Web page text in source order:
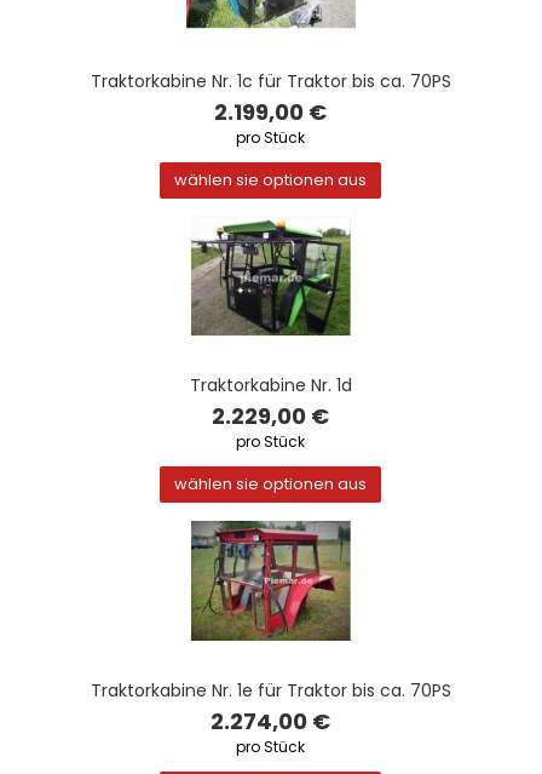
Traktorkabine Nr. 1c für Traktor bis ca. 70PS
2.199,00 €
pro Stück
wählen sie optionen aus
Traktorkabine Nr. 1d
2.229,00 €
pro Stück
wählen sie optionen aus
Traktorkabine Nr. 1e für Traktor bis ca. 70PS
2.274,00 €
pro Stück